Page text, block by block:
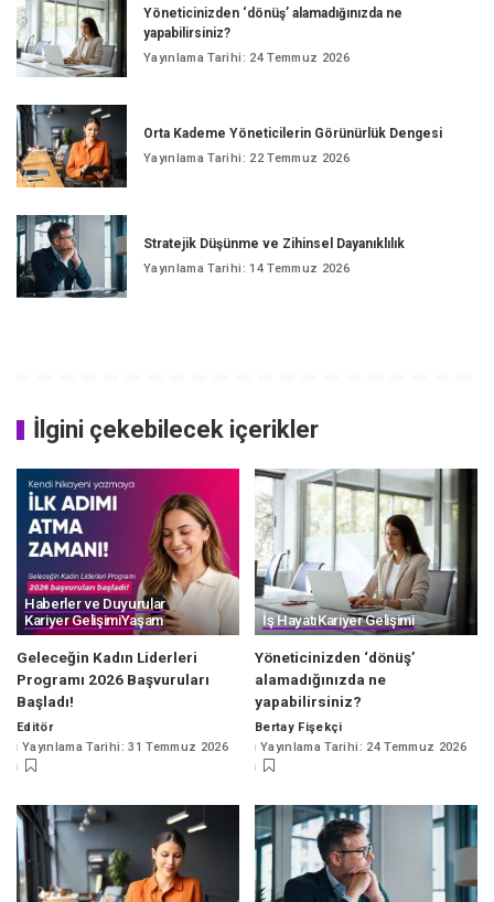
Yöneticinizden ‘dönüş’ alamadığınızda ne
yapabilirsiniz?
Yayınlama Tarihi: 24 Temmuz 2026
Orta Kademe Yöneticilerin Görünürlük Dengesi
Yayınlama Tarihi: 22 Temmuz 2026
Stratejik Düşünme ve Zihinsel Dayanıklılık
Yayınlama Tarihi: 14 Temmuz 2026
İlgini çekebilecek içerikler
Haberler ve Duyurular
Kariyer GelişimiYaşam
Geleceğin Kadın Liderleri
Programı 2026 Başvuruları
Başladı!
Posted
by
Editör
Yayınlama Tarihi: 31 Temmuz 2026
İş HayatıKariyer Gelişimi
Yöneticinizden ‘dönüş’
alamadığınızda ne
yapabilirsiniz?
Posted
by
Bertay Fişekçi
Yayınlama Tarihi: 24 Temmuz 2026